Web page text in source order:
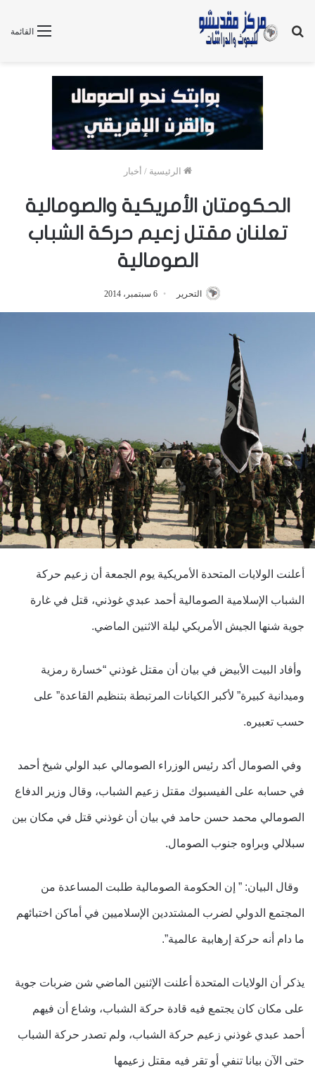
القائمة
بحث
الرئيسية / أخبار
الحكومتان الأمريكية والصومالية
تعلنان مقتل زعيم حركة الشباب
الصومالية
التحرير 6 سبتمبر، 2014
أعلنت الولايات المتحدة الأمريكية يوم الجمعة أن زعيم حركة
الشباب الإسلامية الصومالية أحمد عبدي غوذني، قتل في غارة
جوية شنها الجيش الأمريكي ليلة الاثنين الماضي.
وأفاد البيت الأبيض في بيان أن مقتل غوذني “خسارة رمزية
وميدانية كبيرة” لأكبر الكيانات المرتبطة بتنظيم القاعدة” على
حسب تعبيره.
وفي الصومال أكد رئيس الوزراء الصومالي عبد الولي شيخ أحمد
في حسابه على الفيسبوك مقتل زعيم الشباب، وقال وزير الدفاع
الصومالي محمد حسن حامد في بيان أن غوذني قتل في مكان بين
سبلالي وبراوه جنوب الصومال.
وقال البيان: ” إن الحكومة الصومالية طلبت المساعدة من
المجتمع الدولي لضرب المشتددين الإسلاميين في أماكن اختبائهم
ما دام أنه حركة إرهابية عالمية”.
يذكر أن الولايات المتحدة أعلنت الإثنين الماضي شن ضربات جوية
على مكان كان يجتمع فيه قادة حركة الشباب، وشاع أن فيهم
أحمد عبدي غوذني زعيم حركة الشباب، ولم تصدر حركة الشباب
حتى الآن بيانا تنفي أو تقر فيه مقتل زعيمها